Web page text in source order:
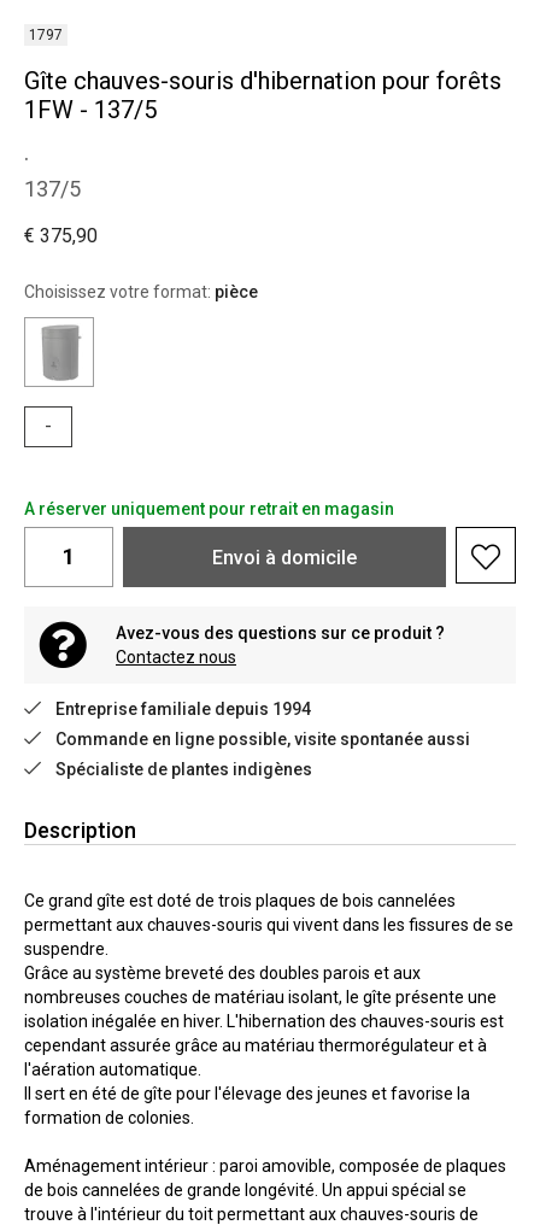
1797
Gîte chauves-souris d'hibernation pour forêts
1FW - 137/5
.
137/5
€ 375,90
Choisissez votre format: pièce
-
A réserver uniquement pour retrait en magasin
Envoi à domicile
Avez-vous des questions sur ce produit ?
Contactez nous
Entreprise familiale depuis 1994
Commande en ligne possible, visite spontanée aussi
Spécialiste de plantes indigènes
Description
Ce grand gîte est doté de trois plaques de bois cannelées
permettant aux chauves-souris qui vivent dans les fissures de se
suspendre.
Grâce au système breveté des doubles parois et aux
nombreuses couches de matériau isolant, le gîte présente une
isolation inégalée en hiver. L'hibernation des chauves-souris est
cependant assurée grâce au matériau thermorégulateur et à
l'aération automatique.
Il sert en été de gîte pour l'élevage des jeunes et favorise la
formation de colonies.
Aménagement intérieur : paroi amovible, composée de plaques
de bois cannelées de grande longévité. Un appui spécial se
trouve à l'intérieur du toit permettant aux chauves-souris de